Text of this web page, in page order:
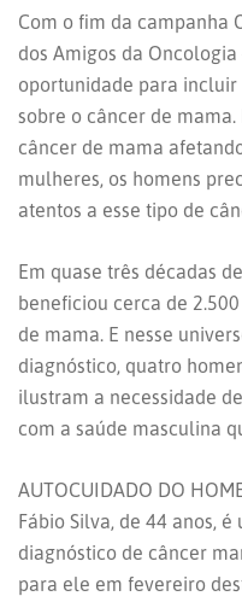
Com o fim da campanha
dos Amigos da
oportunidade para
sobre o câncer de
câncer de mama
mulheres, os homens
atentos a esse tipo de
Em quase três décadas
beneficiou cerca de
de mama. E nesse
diagnóstico, quatro
ilustram a necessidade
com a saúde masculina
AUTOCUIDADO DO
Fábio Silva, de 44 anos,
diagnóstico de câncer
para ele em fevereiro